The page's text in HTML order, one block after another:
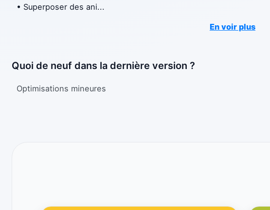
• Superposer des ani...
En voir plus
Quoi de neuf dans la dernière version ?
Optimisations mineures